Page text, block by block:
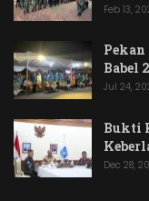
Feb 13,
Pekan
Babel
Jul 24,
Bukti
Dec 28,